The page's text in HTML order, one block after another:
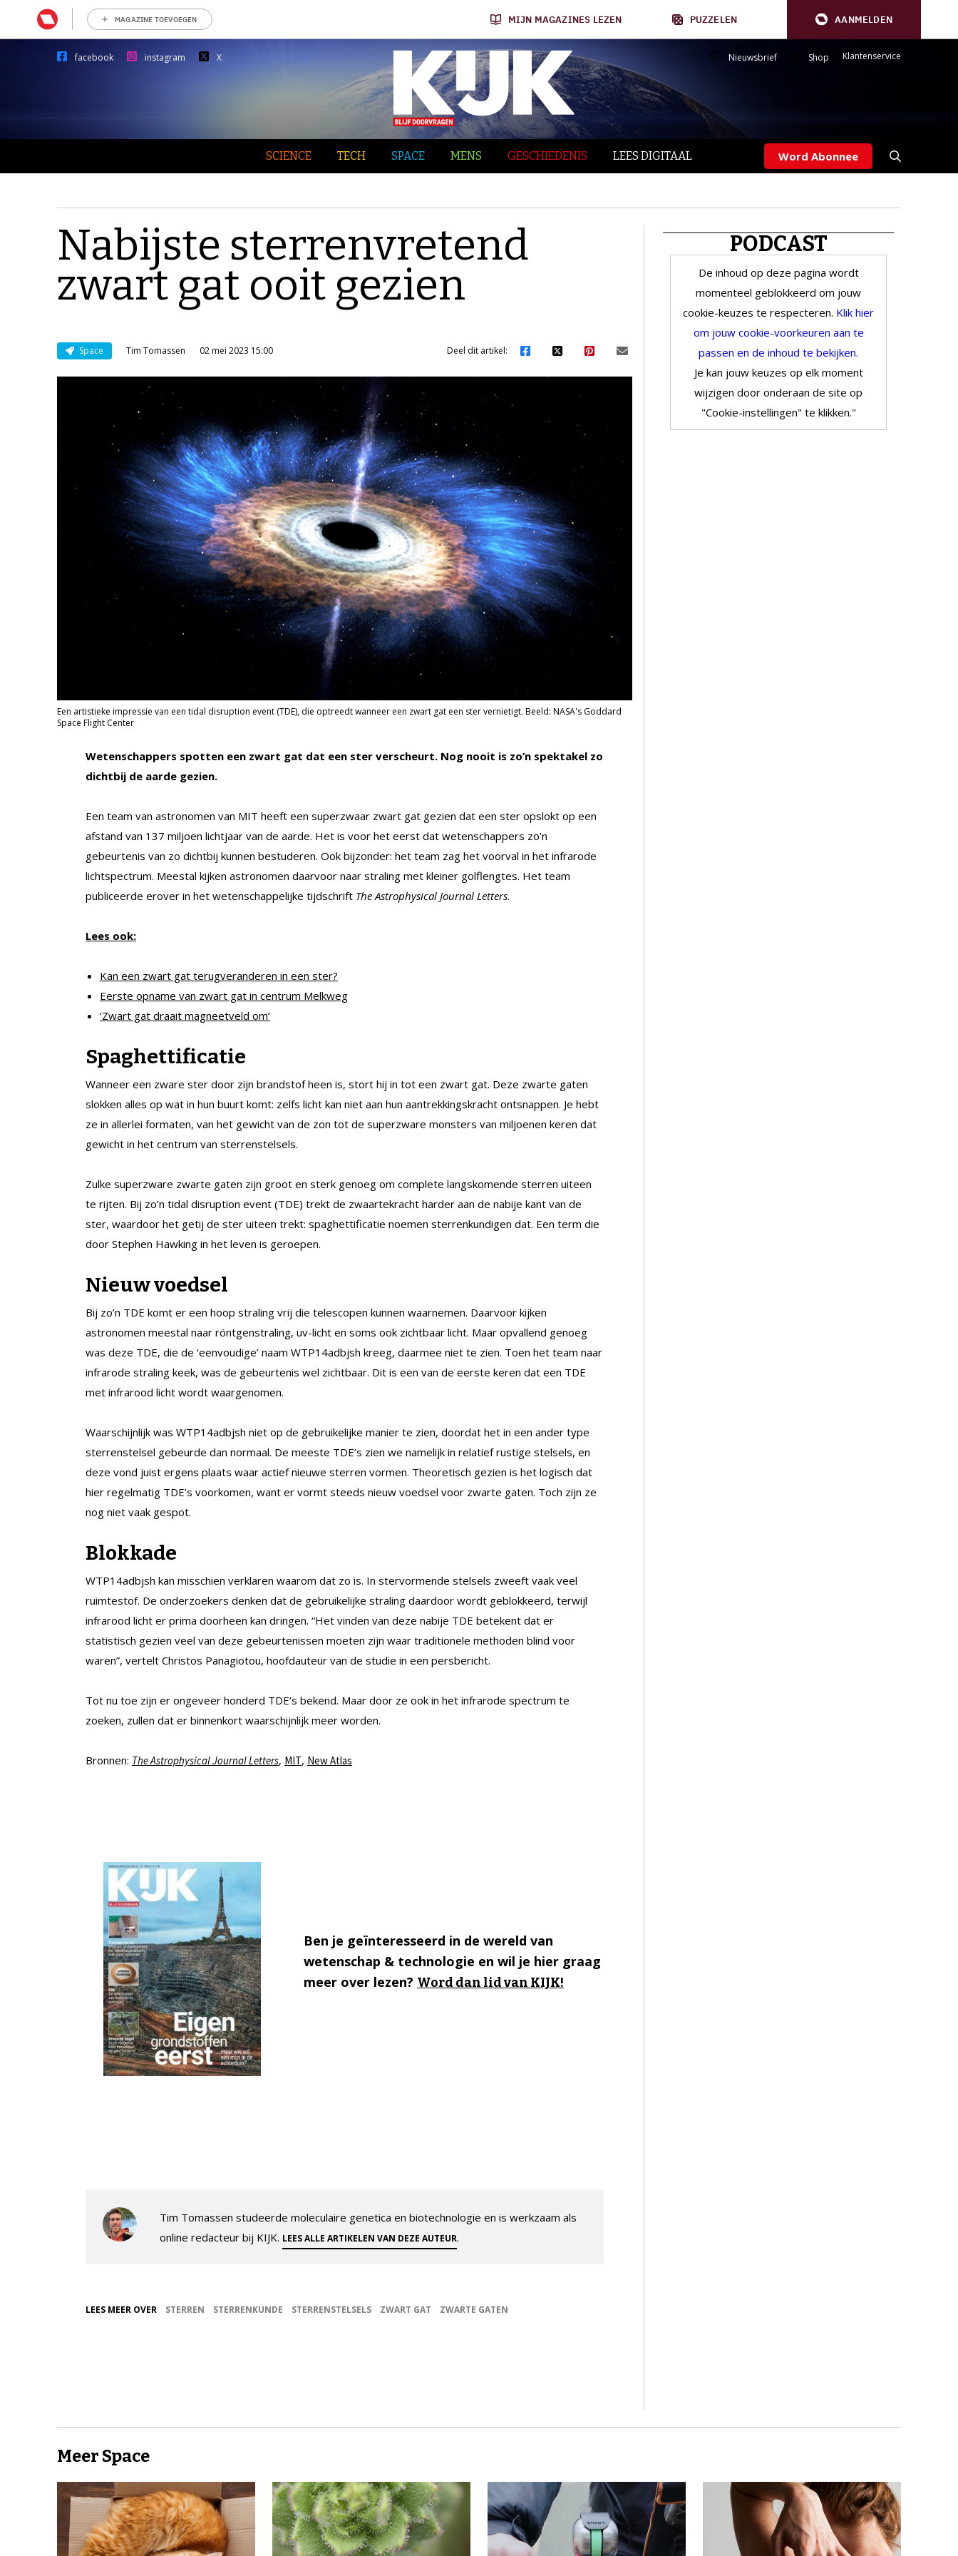
MAGAZINE TOEVOEGEN MIJN MAGAZINES LEZEN PUZZELEN AANMELDEN
facebook instagram X Nieuwsbrief Shop Klantenservice
SCIENCE TECH SPACE MENS GESCHIEDENIS LEES DIGITAAL Word Abonnee
Nabijste sterrenvretend
zwart gat ooit gezien
Space Tim Tomassen 02 mei 2023 15:00 Deel dit artikel:
Een artistieke impressie van een tidal disruption event (TDE), die optreedt wanneer een zwart gat een ster vernietigt. Beeld: NASA's Goddard
Space Flight Center
Wetenschappers spotten een zwart gat dat een ster verscheurt. Nog nooit is zo’n spektakel zo
dichtbij de aarde gezien.
Een team van astronomen van MIT heeft een superzwaar zwart gat gezien dat een ster opslokt op een
afstand van 137 miljoen lichtjaar van de aarde. Het is voor het eerst dat wetenschappers zo’n
gebeurtenis van zo dichtbij kunnen bestuderen. Ook bijzonder: het team zag het voorval in het infrarode
lichtspectrum. Meestal kijken astronomen daarvoor naar straling met kleiner golflengtes. Het team
publiceerde erover in het wetenschappelijke tijdschrift The Astrophysical Journal Letters.
Lees ook:
Kan een zwart gat terugveranderen in een ster?
Eerste opname van zwart gat in centrum Melkweg
‘Zwart gat draait magneetveld om’
Spaghettificatie
Wanneer een zware ster door zijn brandstof heen is, stort hij in tot een zwart gat. Deze zwarte gaten
slokken alles op wat in hun buurt komt: zelfs licht kan niet aan hun aantrekkingskracht ontsnappen. Je hebt
ze in allerlei formaten, van het gewicht van de zon tot de superzware monsters van miljoenen keren dat
gewicht in het centrum van sterrenstelsels.
Zulke superzware zwarte gaten zijn groot en sterk genoeg om complete langskomende sterren uiteen
te rijten. Bij zo’n tidal disruption event (TDE) trekt de zwaartekracht harder aan de nabije kant van de
ster, waardoor het getij de ster uiteen trekt: spaghettificatie noemen sterrenkundigen dat. Een term die
door Stephen Hawking in het leven is geroepen.
Nieuw voedsel
Bij zo’n TDE komt er een hoop straling vrij die telescopen kunnen waarnemen. Daarvoor kijken
astronomen meestal naar röntgenstraling, uv-licht en soms ook zichtbaar licht. Maar opvallend genoeg
was deze TDE, die de ‘eenvoudige’ naam WTP14adbjsh kreeg, daarmee niet te zien. Toen het team naar
infrarode straling keek, was de gebeurtenis wel zichtbaar. Dit is een van de eerste keren dat een TDE
met infrarood licht wordt waargenomen.
Waarschijnlijk was WTP14adbjsh niet op de gebruikelijke manier te zien, doordat het in een ander type
sterrenstelsel gebeurde dan normaal. De meeste TDE’s zien we namelijk in relatief rustige stelsels, en
deze vond juist ergens plaats waar actief nieuwe sterren vormen. Theoretisch gezien is het logisch dat
hier regelmatig TDE’s voorkomen, want er vormt steeds nieuw voedsel voor zwarte gaten. Toch zijn ze
nog niet vaak gespot.
Blokkade
WTP14adbjsh kan misschien verklaren waarom dat zo is. In stervormende stelsels zweeft vaak veel
ruimtestof. De onderzoekers denken dat de gebruikelijke straling daardoor wordt geblokkeerd, terwijl
infrarood licht er prima doorheen kan dringen. “Het vinden van deze nabije TDE betekent dat er
statistisch gezien veel van deze gebeurtenissen moeten zijn waar traditionele methoden blind voor
waren”, vertelt Christos Panagiotou, hoofdauteur van de studie in een persbericht.
Tot nu toe zijn er ongeveer honderd TDE’s bekend. Maar door ze ook in het infrarode spectrum te
zoeken, zullen dat er binnenkort waarschijnlijk meer worden.
Bronnen: The Astrophysical Journal Letters, MIT, New Atlas
Ben je geïnteresseerd in de wereld van
wetenschap & technologie en wil je hier graag
meer over lezen? Word dan lid van KIJK!
Tim Tomassen studeerde moleculaire genetica en biotechnologie en is werkzaam als
online redacteur bij KIJK. LEES ALLE ARTIKELEN VAN DEZE AUTEUR.
LEES MEER OVER STERREN STERRENKUNDE STERRENSTELSELS ZWART GAT ZWARTE GATEN
PODCAST
De inhoud op deze pagina wordt
momenteel geblokkeerd om jouw
cookie-keuzes te respecteren. Klik hier
om jouw cookie-voorkeuren aan te
passen en de inhoud te bekijken.
Je kan jouw keuzes op elk moment
wijzigen door onderaan de site op
"Cookie-instellingen" te klikken."
Meer Space